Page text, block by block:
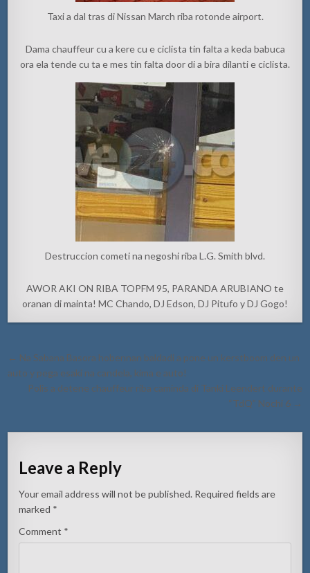
Taxi a dal tras di Nissan March riba rotonde airport.
Dama chauffeur cu a kere cu e ciclista tin falta a keda babuca
ora ela tende cu ta e mes tin falta door di a bira dilanti e ciclista.
Destruccion cometi na negoshi riba L.G. Smith blvd.
AWOR AKI ON RIBA TOPFM 95, PARANDA ARUBIANO te
oranan di mainta! MC Chando, DJ Edson, DJ Pitufo y DJ Gogo!
Post
navigation
← Na Sabana Basora hobennan baldadi a pone un kerstboom den un
auto y pega esaki na candela, kima e auto!
Polis a detene chauffeur riba caminda di Tanki Leendert durante
“TdQ” Nochi 6 →
Leave a Reply
Your email address will not be published. Required fields are
marked *
Comment *